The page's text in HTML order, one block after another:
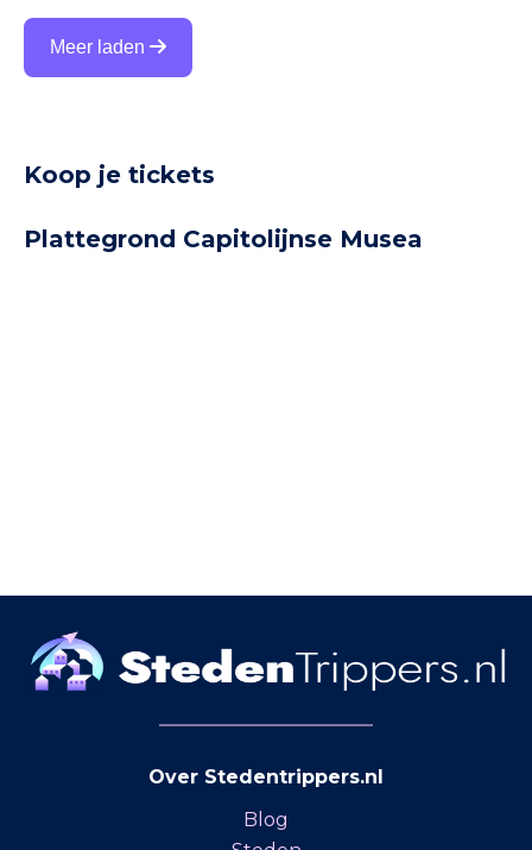
de drukte van de hoofdstad. Het is een geliefde
plek voor zowel toeristen als inwoners van Rome
Meer laden
Koop je tickets
Plattegrond Capitolijnse Musea
Over Stedentrippers.nl
Blog